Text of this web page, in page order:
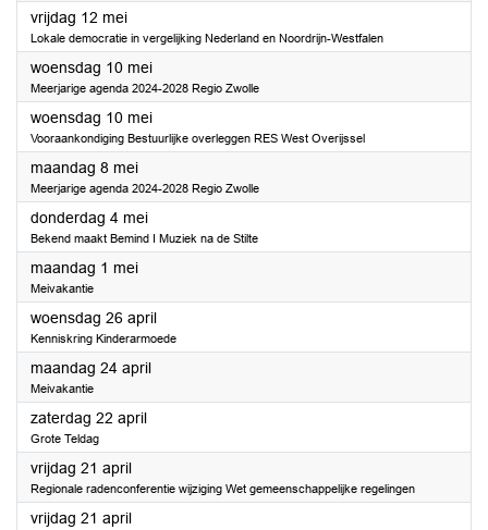
vrijdag 12 mei2023
Lokale democratie in vergelijking Nederland en Noordrijn-Westfalen
woensdag 10 mei2023
Meerjarige agenda 2024-2028 Regio Zwolle
woensdag 10 mei2023
Vooraankondiging Bestuurlijke overleggen RES West Overijssel
maandag 8 mei2023
Meerjarige agenda 2024-2028 Regio Zwolle
donderdag 4 mei2023
Bekend maakt Bemind I Muziek na de Stilte
maandag 1 mei2023
Meivakantie
woensdag 26 april2023
Kenniskring Kinderarmoede
maandag 24 april2023
Meivakantie
zaterdag 22 april2023
Grote Teldag
vrijdag 21 april2023
Regionale radenconferentie wijziging Wet gemeenschappelijke regelingen
vrijdag 21 april2023